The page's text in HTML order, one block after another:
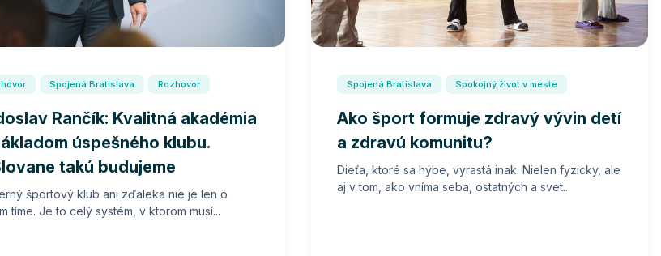
Spojená Bratislava Rozhovor
Rančík: Kvalitná akadémia
úspešného klubu.
takú budujeme
športový klub ani zďaleka nie je len o
tíme. Je to celý systém, v ktorom musí...
Spojená Bratislava Spokojný život v meste
Ako šport formuje zdravý vývin detí
a zdravú komunitu?
Dieťa, ktoré sa hýbe, vyrastá inak. Nielen fyzicky, ale
aj v tom, ako vníma seba, ostatných a svet...